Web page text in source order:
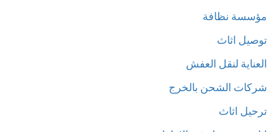
نظافة
اثاث
لنقل العفش
الشحن بالخرج
اثاث